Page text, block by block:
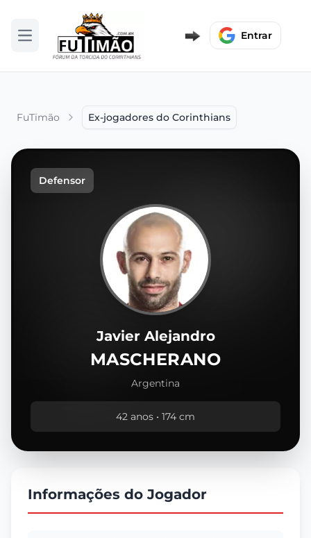
Abrir menu Entrar
FuTimão Ex-jogadores do Corinthians
Defensor
Javier Alejandro
MASCHERANO
Argentina
42 anos • 174 cm
Informações do Jogador